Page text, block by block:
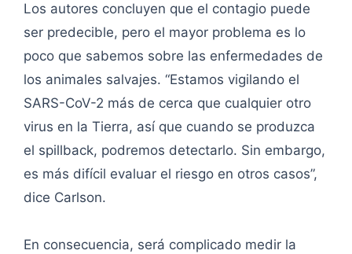
Los autores concluyen que el contagio puede
ser predecible, pero el mayor problema es lo
poco que sabemos sobre las enfermedades de
los animales salvajes. “Estamos vigilando el
SARS-CoV-2 más de cerca que cualquier otro
virus en la Tierra, así que cuando se produzca
el spillback, podremos detectarlo. Sin embargo,
es más difícil evaluar el riesgo en otros casos”,
dice Carlson.
En consecuencia, será complicado medir la